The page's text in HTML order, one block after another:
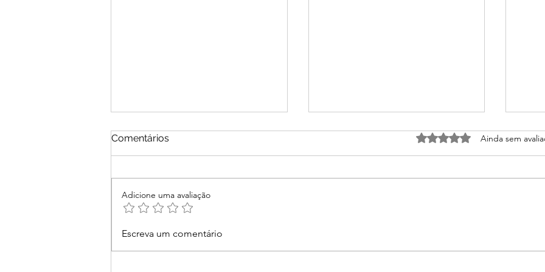
Segurança no Pix: Como
Comentários Avaliado com 0 de 5
Ainda sem
Adicione uma avaliação
Escreva um comentário